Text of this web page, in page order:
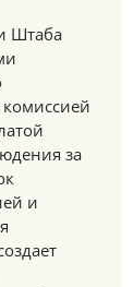
Штаба
за
и